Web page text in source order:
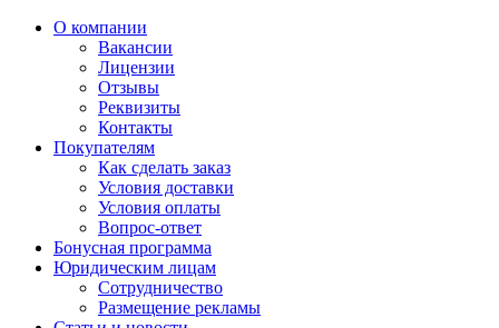
О компании
Вакансии
Лицензии
Отзывы
Реквизиты
Контакты
Покупателям
Как сделать заказ
Условия доставки
Условия оплаты
Вопрос-ответ
Бонусная программа
Юридическим лицам
Сотрудничество
Размещение рекламы